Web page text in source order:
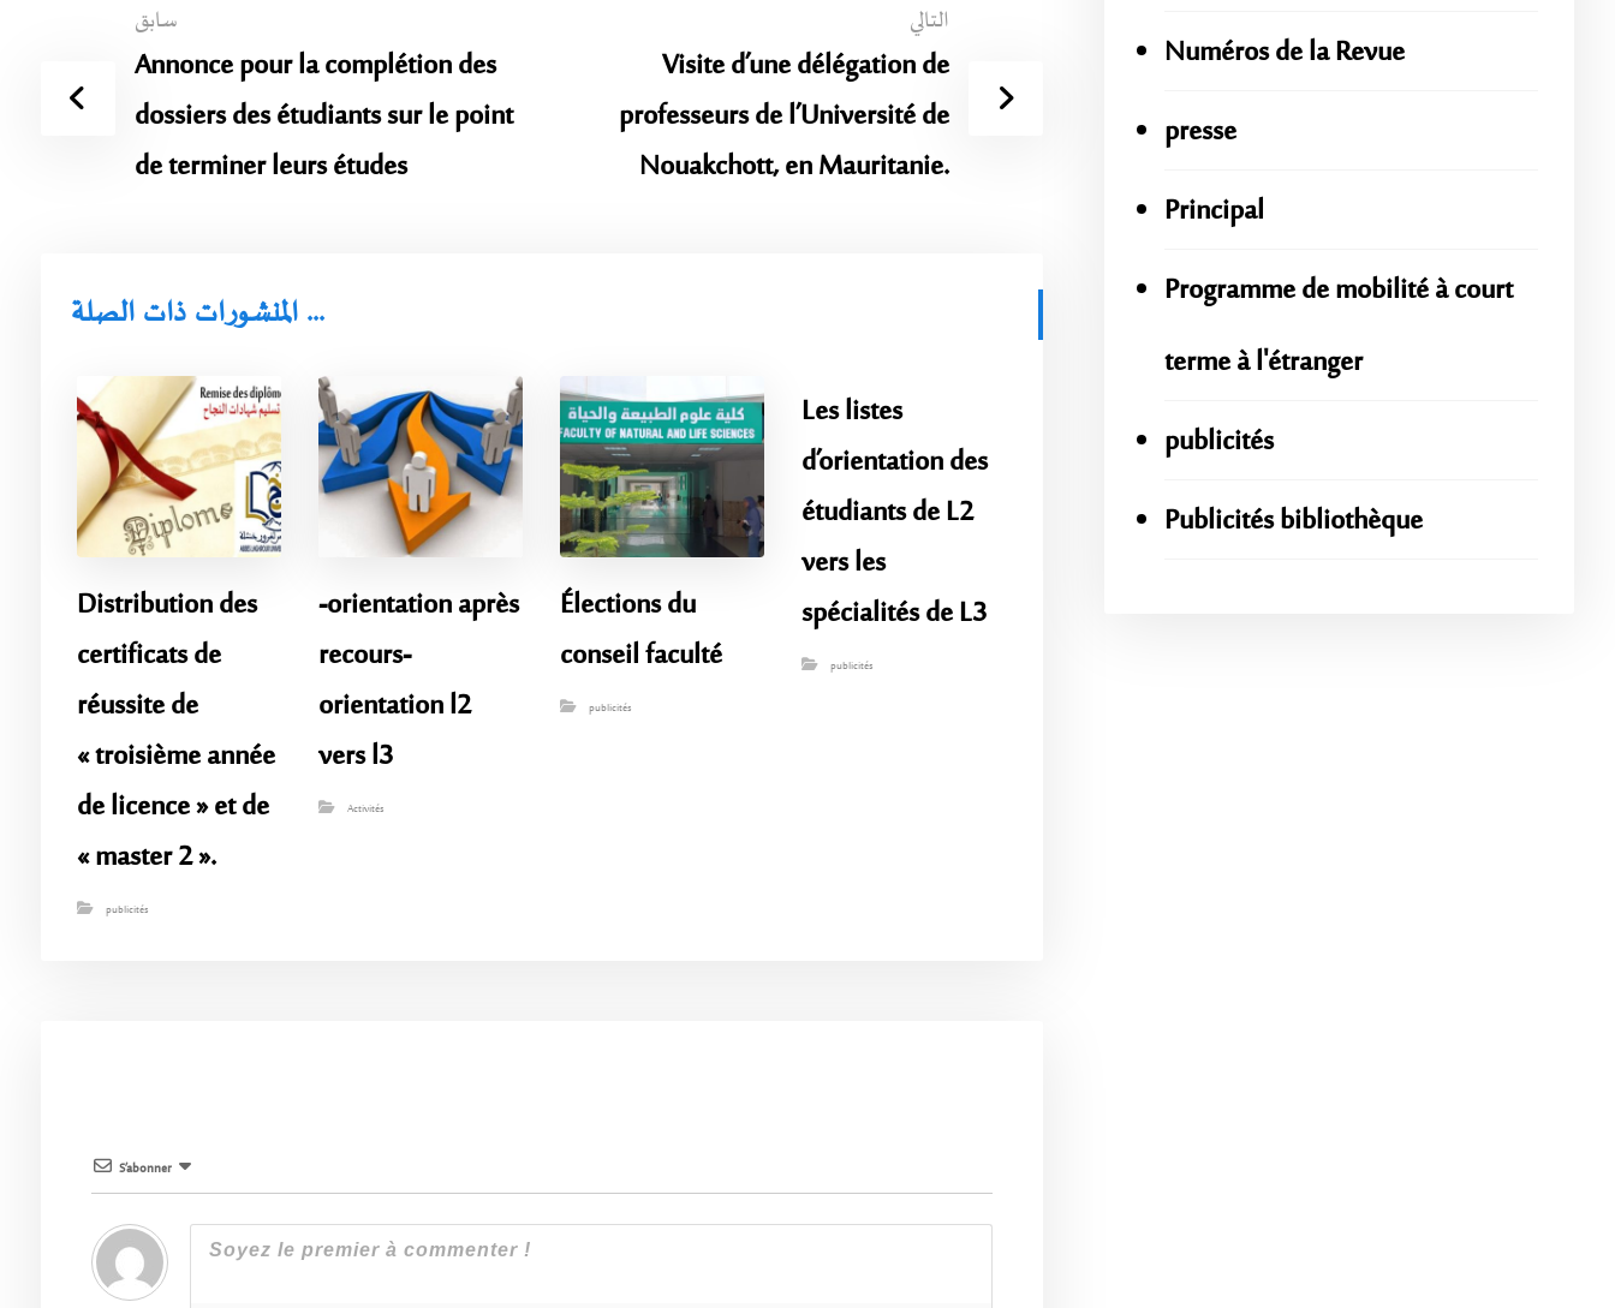
سابق
Annonce pour la complétion des
dossiers des étudiants sur le point
de terminer leurs études
التالي
Visite d’une délégation de
professeurs de l’Université de
Nouakchott, en Mauritanie.
المنشورات ذات الصلة ...
Distribution des
certificats de
réussite de
« troisième année
de licence » et de
« master 2 ».
publicités
-orientation après
recours-
orientation l2
vers l3
Activités
Élections du
conseil faculté
publicités
Les listes
d’orientation des
étudiants de L2
vers les
spécialités de L3
publicités
S’abonner
Numéros de la Revue
presse
Principal
Programme de mobilité à court
terme à l'étranger
publicités
Publicités bibliothèque